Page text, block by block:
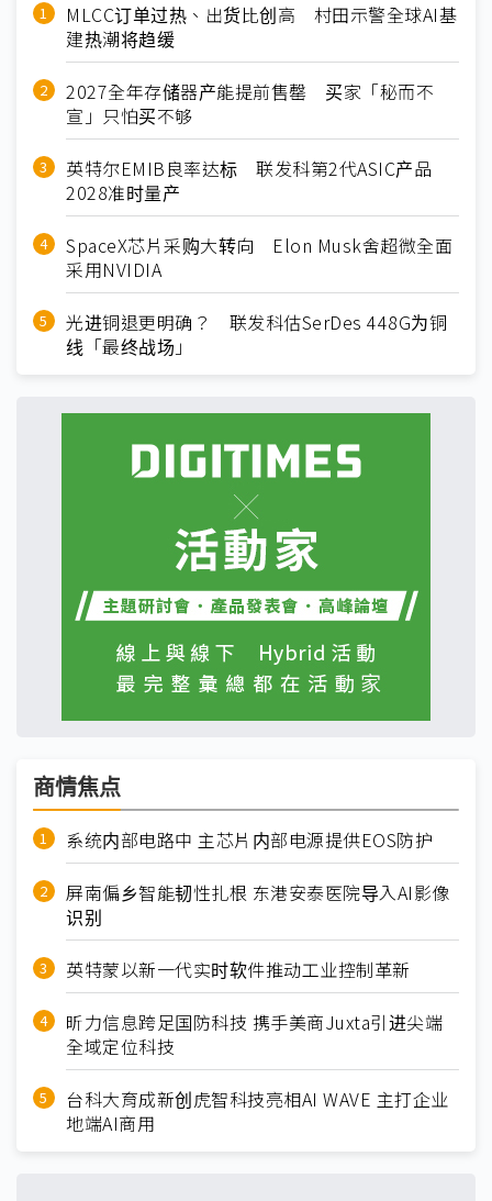
MLCC订单过热、出货比创高 村田示警全球AI基
建热潮将趋缓
2027全年存储器产能提前售罄 买家「秘而不
宣」只怕买不够
英特尔EMIB良率达标 联发科第2代ASIC产品
2028准时量产
SpaceX芯片采购大转向 Elon Musk舍超微全面
采用NVIDIA
光进铜退更明确？ 联发科估SerDes 448G为铜
线「最终战场」
商情焦点
系统内部电路中 主芯片内部电源提供EOS防护
屏南偏乡智能韧性扎根 东港安泰医院导入AI影像
识别
英特蒙以新一代实时软件推动工业控制革新
昕力信息跨足国防科技 携手美商Juxta引进尖端
全域定位科技
台科大育成新创虎智科技亮相AI WAVE 主打企业
地端AI商用